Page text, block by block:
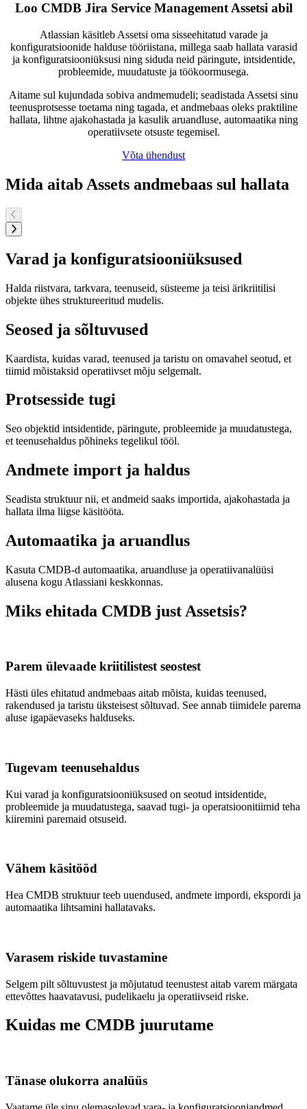
Loo CMDB Jira Service Management Assetsi abil
Atlassian käsitleb Assetsi oma sisseehitatud varade ja
konfiguratsioonide halduse tööriistana, millega saab hallata varasid
ja konfiguratsiooniüksusi ning siduda neid päringute, intsidentide,
probleemide, muudatuste ja töökoormusega.
Aitame sul kujundada sobiva andmemudeli; seadistada Assetsi sinu
teenusprotsesse toetama ning tagada, et andmebaas oleks praktiline
hallata, lihtne ajakohastada ja kasulik aruandluse, automaatika ning
operatiivsete otsuste tegemisel.
Võta ühendust
Mida aitab Assets andmebaas sul hallata
Varad ja konfiguratsiooniüksused
Halda riistvara, tarkvara, teenuseid, süsteeme ja teisi ärikriitilisi
objekte ühes struktureeritud mudelis.
Seosed ja sõltuvused
Kaardista, kuidas varad, teenused ja taristu on omavahel seotud, et
tiimid mõistaksid operatiivset mõju selgemalt.
Protsesside tugi
Seo objektid intsidentide, päringute, probleemide ja muudatustega,
et teenusehaldus põhineks tegelikul tööl.
Andmete import ja haldus
Seadista struktuur nii, et andmeid saaks importida, ajakohastada ja
hallata ilma liigse käsitööta.
Automaatika ja aruandlus
Kasuta CMDB-d automaatika, aruandluse ja operatiivanalüüsi
alusena kogu Atlassiani keskkonnas.
Miks ehitada CMDB just Assetsis?
Parem ülevaade kriitilistest seostest
Hästi üles ehitatud andmebaas aitab mõista, kuidas teenused,
rakendused ja taristu üksteisest sõltuvad. See annab tiimidele parema
aluse igapäevaseks halduseks.
Tugevam teenusehaldus
Kui varad ja konfiguratsiooniüksused on seotud intsidentide,
probleemide ja muudatustega, saavad tugi- ja operatsioonitiimid teha
kiiremini paremaid otsuseid.
Vähem käsitööd
Hea CMDB struktuur teeb uuendused, andmete impordi, ekspordi ja
automaatika lihtsamini hallatavaks.
Varasem riskide tuvastamine
Selgem pilt sõltuvustest ja mõjutatud teenustest aitab varem märgata
ettevõttes haavatavusi, pudelikaelu ja operatiivseid riske.
Kuidas me CMDB juurutame
Tänase olukorra analüüs